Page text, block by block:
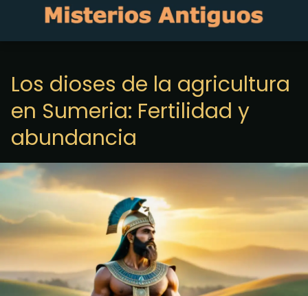
Los dioses de la agricultura
en Sumeria: Fertilidad y
abundancia